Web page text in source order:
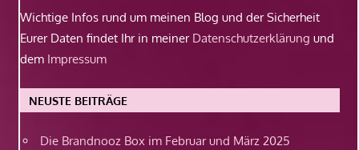
Wichtige Infos rund um meinen Blog und der Sicherheit
Eurer Daten findet Ihr in meiner Datenschutzerklärung und
dem Impressum
NEUSTE BEITRÄGE
Die Brandnooz Box im Februar und März 2025